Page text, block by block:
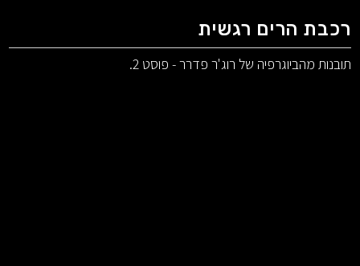
רכבת הרים רגשית
תובנות מהביוגרפיה של רוג'ר פדרר - פוסט 2.